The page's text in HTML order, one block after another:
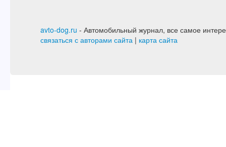
avto-dog.ru - Автомобильный журнал, все самое
связаться с авторами сайта | карта сайта